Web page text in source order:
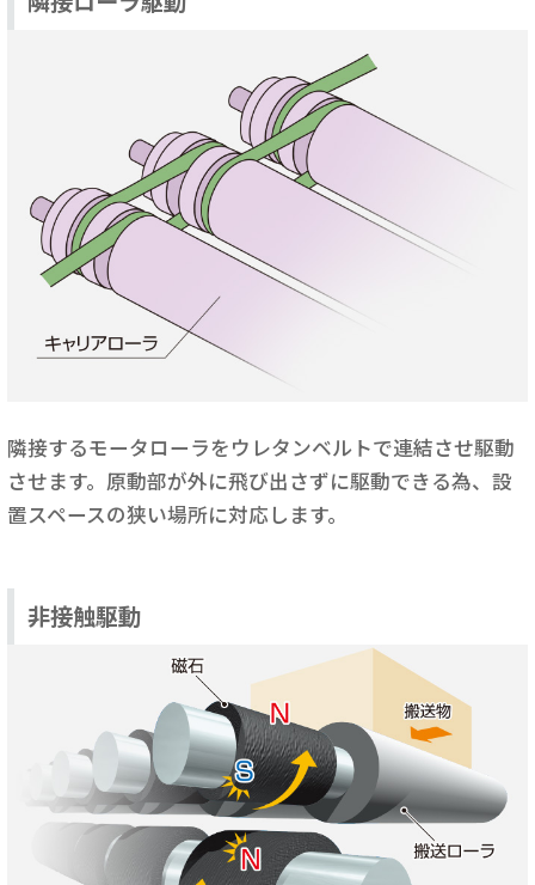
隣接するモータローラをウレタンベルトで連結させ駆動
させます。原動部が外に飛び出さずに駆動できる為、設
置スペースの狭い場所に対応します。
非接触駆動